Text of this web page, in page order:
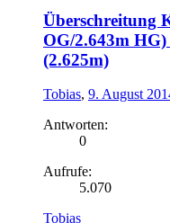
Überschreitung
OG/2.643m
(2.625m)
Tobias, 9. August
Antworten:
0
Aufrufe:
5.070
Tobias